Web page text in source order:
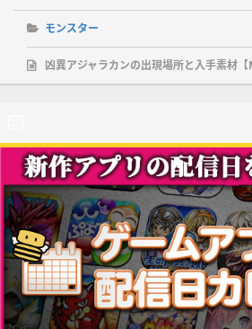
モンスター
凶異アジャラカンの出現場所と入手素材【